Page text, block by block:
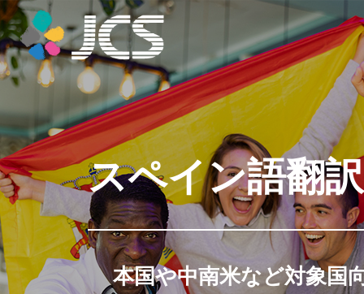
スペイン語翻
本国や中南米など対象国